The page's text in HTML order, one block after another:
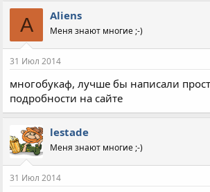
A Aliens
Меня знают многие ;-)
31 Июл 2014
многобукаф, лучше бы написали
подробности на сайте
lestade
Меня знают многие ;-)
31 Июл 2014